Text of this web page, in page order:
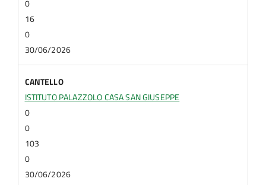
0
16
0
30/06/2026
CANTELLO
ISTITUTO PALAZZOLO CASA SAN GIUSEPPE
0
0
103
0
30/06/2026